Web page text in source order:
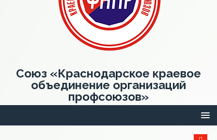
Союз «Краснодарское краевое
объединение организаций
профсоюзов»